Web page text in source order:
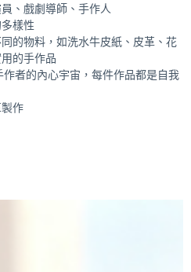
、戲劇導師、手作人
樣性
的物料，如洗水牛皮紙、皮革、花
的手作品
者的內心宇宙，每件作品都是自我
作